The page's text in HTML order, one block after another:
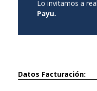
Lo invitamos a
Payu.
Datos Facturación: